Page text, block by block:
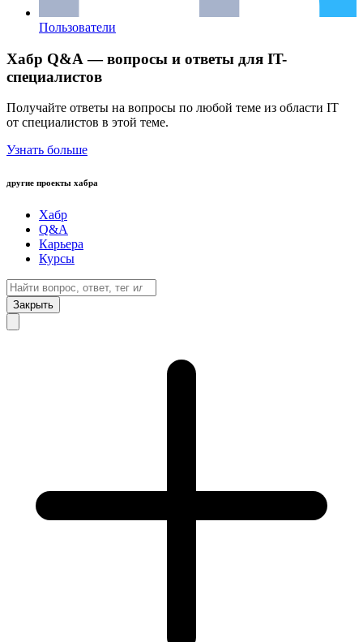
Пользователи
Хабр Q&A — вопросы и ответы для IT-
специалистов
Получайте ответы на вопросы по любой теме из области IT
от специалистов в этой теме.
Узнать больше
другие проекты хабра
Хабр
Q&A
Карьера
Курсы
Закрыть